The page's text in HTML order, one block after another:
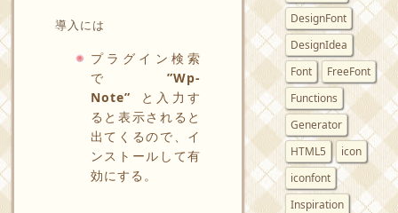
導入には
プラグイン検索
で
”Wp-
Note”
と入力す
ると表示されると
出てくるので、イ
ンストールして有
効にする。
DesignFont
DesignIdea
Font
FreeFont
Functions
Generator
HTML5
icon
iconfont
Inspiration